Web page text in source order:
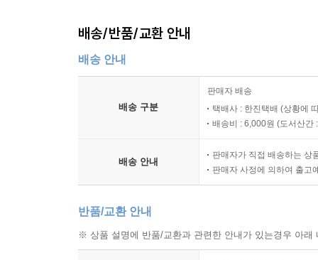
해석기법 41 배수사를 사용하는 비교 표현에 유의
11 숨어 있는 부정의 의미를 찾아라
해석기법 42 부정의 의미를 가지는 표현들을 조심
해석기법 43 부분부정과 이중부정에 주의하라
해석기법 44 부정 강조어구는 해석하려고 애쓰지
12 특수 구문의 질서를 익혀두자
해석기법 45 어구의 생략에 주의하자
해석기법 46 어려운 삽입구나 삽입절은 건너뛰어라
해석기법 48 도치 구문의 주어와 동사를 찾아라
배송/반품/교환 안내
배송 안내
배송 구분
판매자 배송
택배사 : 한진택배 (상황에
배송비 : 6,000원 (도서산간
배송 안내
판매자가 직접 배송하는 상
판매자 사정에 의하여 출고
반품/교환 안내
※ 상품 설명에 반품/교환과 관련한 안내가 있는경우 아